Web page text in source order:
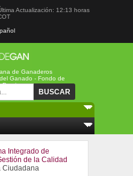
Actualización: 12:13 horas
de Ganaderos
búsqueda
Ganado - Fondo de
Precios
Integrado de
de la Calidad
Ciudadana